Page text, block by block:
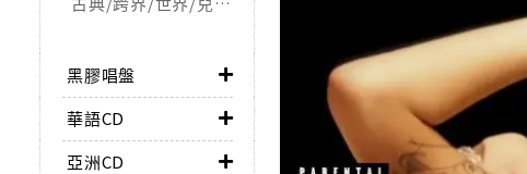
黑膠唱盤
華語CD
亞洲CD